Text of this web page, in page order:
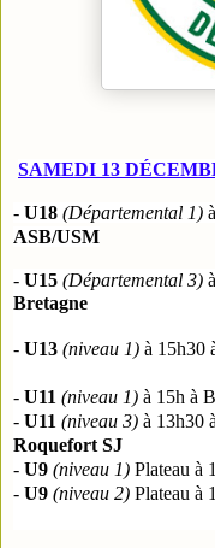
SAMEDI 13
- U18 (Départemental 1)
ASB/USM
- U15 (Départemental 3)
Bretagne
- U13 (niveau 1) à 15h30
- U11 (niveau 1) à 15h à
- U11 (niveau 3) à 13h30
Roquefort SJ
- U9 (niveau 1) Plateau à
- U9 (niveau 2) Plateau à